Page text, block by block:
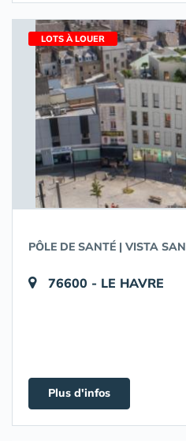
LOTS À LOUER
PÔLE DE SANTÉ | VISTA
76600 - LE HAVRE
Plus d'infos